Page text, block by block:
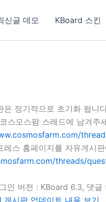
신글 데모 KBoard 스킨
은 정기적으로 초기화 됩니
스모스팜 스레드에 남겨주
스 홈페이지를 자유게시
threads/
인 버전 : KBoard 6.3, 댓글
게시판 업데이트 내용 보기